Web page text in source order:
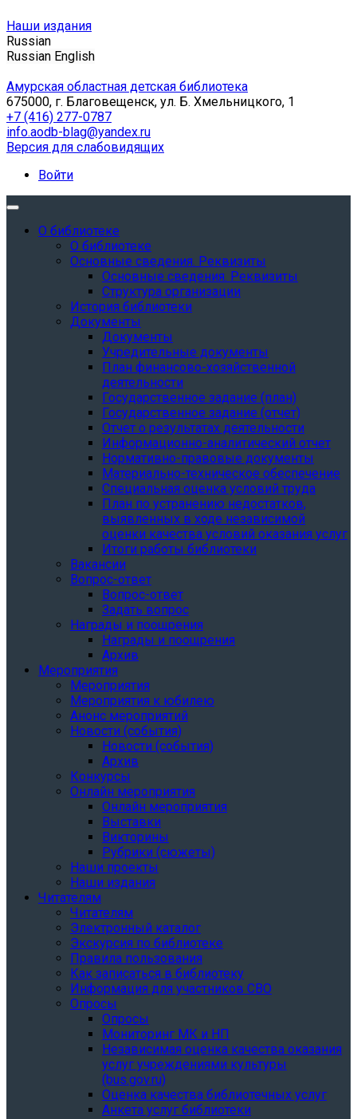
Наши издания
Russian
Russian English
Амурская областная детская библиотека
675000, г. Благовещенск, ул. Б. Хмельницкого, 1
+7 (416) 277-0787
info.aodb-blag@yandex.ru
Версия для слабовидящих
Войти
О библиотеке
О библиотеке
Основные сведения. Реквизиты
Основные сведения. Реквизиты
Структура организации
История библиотеки
Документы
Документы
Учредительные документы
План финансово-хозяйственной
деятельности
Государственное задание (план)
Государственное задание (отчет)
Отчет о результатах деятельности
Информационно-аналитический отчет
Нормативно-правовые документы
Материально-техническое обеспечение
Специальная оценка условий труда
План по устранению недостатков,
выявленных в ходе независимой
оценки качества условий оказания услуг
Итоги работы библиотеки
Вакансии
Вопрос-ответ
Вопрос-ответ
Задать вопрос
Награды и поощрения
Награды и поощрения
Архив
Мероприятия
Мероприятия
Мероприятия к юбилею
Анонс мероприятий
Новости (события)
Новости (события)
Архив
Конкурсы
Онлайн мероприятия
Онлайн мероприятия
Выставки
Викторины
Рубрики (сюжеты)
Наши проекты
Наши издания
Читателям
Читателям
Электронный каталог
Экскурсия по библиотеке
Правила пользования
Как записаться в библиотеку
Информация для участников СВО
Опросы
Опросы
Мониторинг МК и НП
Независимая оценка качества оказания
услуг учреждениями культуры
(bus.gov.ru)
Оценка качества библиотечных услуг
Анкета услуг библиотеки